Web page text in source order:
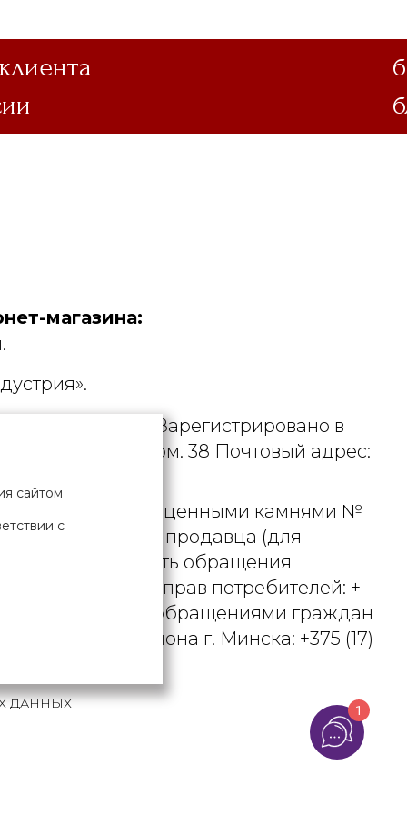
магазина:
190729471. Зарегистрировано в
д. 9А, пом. 38 Почтовый адрес:
и драгоценными камнями №
телефона продавца (для
рассматривать обращения
о защите прав потребителей: +
по работе с обращениями граждан
района г. Минска: +375 (17)
ДАННЫХ
сайтом
с
1